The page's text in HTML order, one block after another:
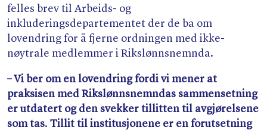
felles brev til Arbeids- og
inkluderingsdepartementet der de ba om
lovendring for å fjerne ordningen med ikke-
nøytrale medlemmer i Rikslønnsnemnda.
– Vi ber om en lovendring fordi vi mener at
praksisen med Rikslønnsnemndas sammensetning
er utdatert og den svekker tillitten til avgjørelsene
som tas. Tillit til institusjonene er en forutsetning